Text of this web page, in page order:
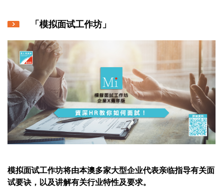
「模拟面试工作坊」
模拟面试工作坊将由本澳多家大型企业代表亲临指导有关面
试要诀，以及讲解有关行业特性及要求。